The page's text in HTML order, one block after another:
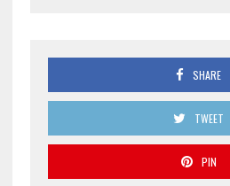
SHARE
TWEET
PIN